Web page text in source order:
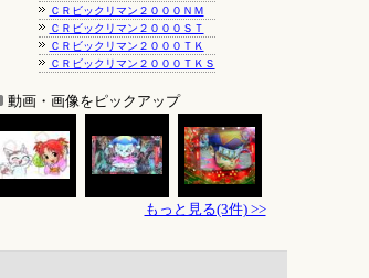
ＣＲビックリマン２０００ＮＭ
ＣＲビックリマン２０００ＳＴ
ＣＲビックリマン２０００ＴＫ
ＣＲビックリマン２０００ＴＫＳ
動画・画像をピックアップ
もっと見る(3件) >>